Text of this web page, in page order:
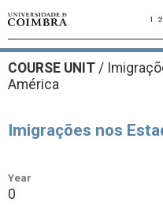
COURSE UNIT /
América
Imigrações nos
Year
0